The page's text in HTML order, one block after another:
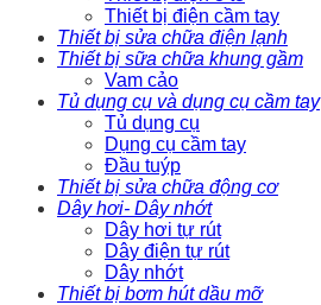
Thiết bị điện cầm tay
Thiết bị sửa chữa điện lạnh
Thiết bị sữa chữa khung gầm
Vam cảo
Tủ dụng cụ và dụng cụ cầm tay
Tủ dụng cụ
Dụng cụ cầm tay
Đầu tuýp
Thiết bị sửa chữa động cơ
Dây hơi- Dây nhớt
Dây hơi tự rút
Dây điện tự rút
Dây nhớt
Thiết bị bơm hút dầu mỡ